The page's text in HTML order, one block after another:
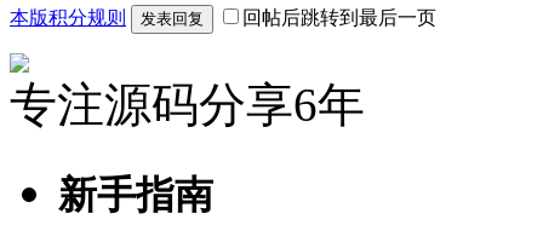
本版积分规则 发表回复 回帖后跳转到最后一页
专注源码分享6年
新手指南